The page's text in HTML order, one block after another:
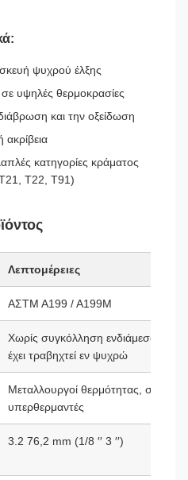
ψυχρού έλξης
σε υψηλές θερμοκρασίες
και την οξείδωση
ακρίβεια
κατηγορίες κράματος
T22, T91)
Λεπτομέρειες
ΑΣTM A199 / A199M
Χωρίς συγκόλληση ενδιάμεσος
έχει τραβηχτεί εν ψυχρώ
Μεταλλουργοί θερμότητας,
υπερθερμαντές
3.2 76,2 mm (1/8 ′′ 3 ′′)